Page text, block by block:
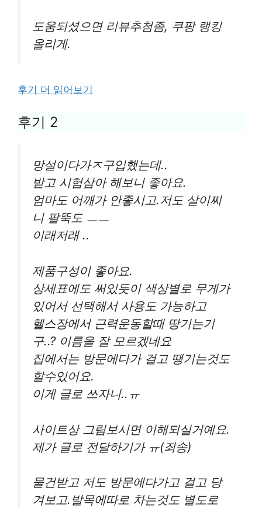
도움되셨으면 리뷰추첨좀, 쿠팡 랭킹
올리게.
후기 더 읽어보기
후기 2
망설이다가ㅈ구입했는데..
받고 시험삼아 해보니 좋아요.
엄마도 어깨가 안좋시고.저도 살이찌
니 팔뚝도 ㅡㅡ
이래저래 ..
제품구성이 좋아요.
상세표에도 써있듯이 색상별로 무게가
있어서 선택해서 사용도 가능하고
헬스장에서 근력운동할때 땅기는기
구..? 이름을 잘 모르겠네요
집에서는 방문에다가 걸고 땡기는것도
할수있어요.
이게 글로 쓰자니..ㅠ
사이트상 그림보시면 이해되실거예요.
제가 글로 전달하기가 ㅠ(죄송)
물건받고 저도 방문에다가고 걸고 당
겨보고.발목에따로 차는것도 별도로